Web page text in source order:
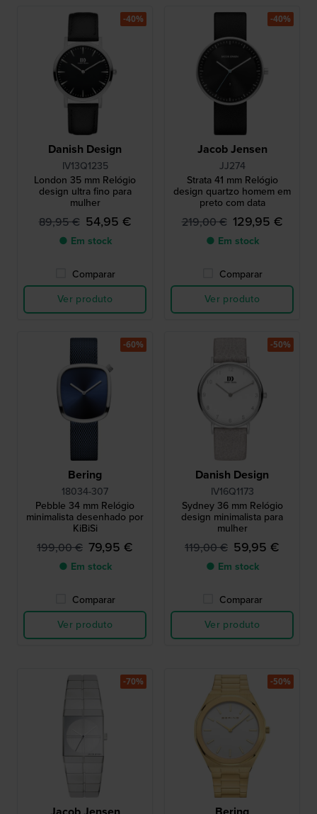
Danish Design
IV13Q1235
London 35 mm Relógio
design ultra fino para
mulher
89,95 € 54,95 €
● Em stock
Comparar
Ver produto
-40%
Jacob Jensen
JJ274
Strata 41 mm Relógio
design quartzo homem em
preto com data
219,00 € 129,95 €
● Em stock
Comparar
Ver produto
-40%
Bering
18034-307
Pebble 34 mm Relógio
minimalista desenhado por
KiBiSi
199,00 € 79,95 €
● Em stock
Comparar
Ver produto
-60%
Danish Design
IV16Q1173
Sydney 36 mm Relógio
design minimalista para
mulher
119,00 € 59,95 €
● Em stock
Comparar
Ver produto
-50%
-70% -50%